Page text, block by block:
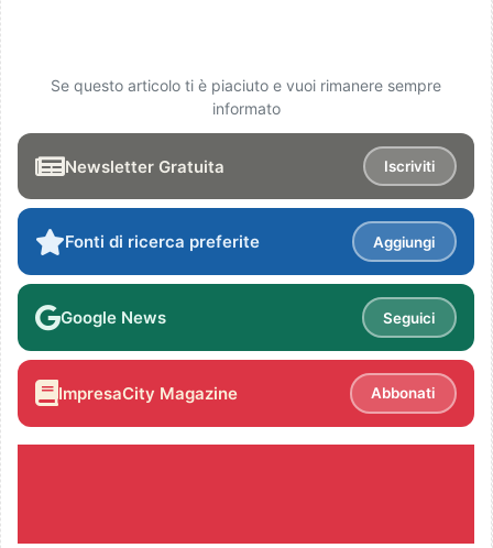
Se questo articolo ti è piaciuto e vuoi rimanere sempre
informato
Newsletter Gratuita Iscriviti
Fonti di ricerca preferite Aggiungi
Google News Seguici
ImpresaCity Magazine Abbonati